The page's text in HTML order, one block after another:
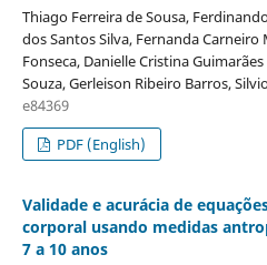
Thiago Ferreira de Sousa,
dos Santos Silva, Fernanda Carneiro
Fonseca, Danielle Cristina
Souza, Gerleison Ribeiro Barros,
e84369
PDF (English)
Validade e acurácia de
corporal usando medidas
7 a 10 anos